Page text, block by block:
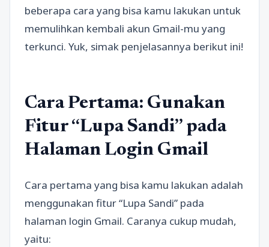
beberapa cara yang bisa kamu lakukan untuk
memulihkan kembali akun Gmail-mu yang
terkunci. Yuk, simak penjelasannya berikut ini!
Cara Pertama: Gunakan
Fitur “Lupa Sandi” pada
Halaman Login Gmail
Cara pertama yang bisa kamu lakukan adalah
menggunakan fitur “Lupa Sandi” pada
halaman login Gmail. Caranya cukup mudah,
yaitu: